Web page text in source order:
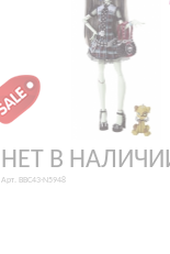
НЕТ В
Арт. BBC43-N5948